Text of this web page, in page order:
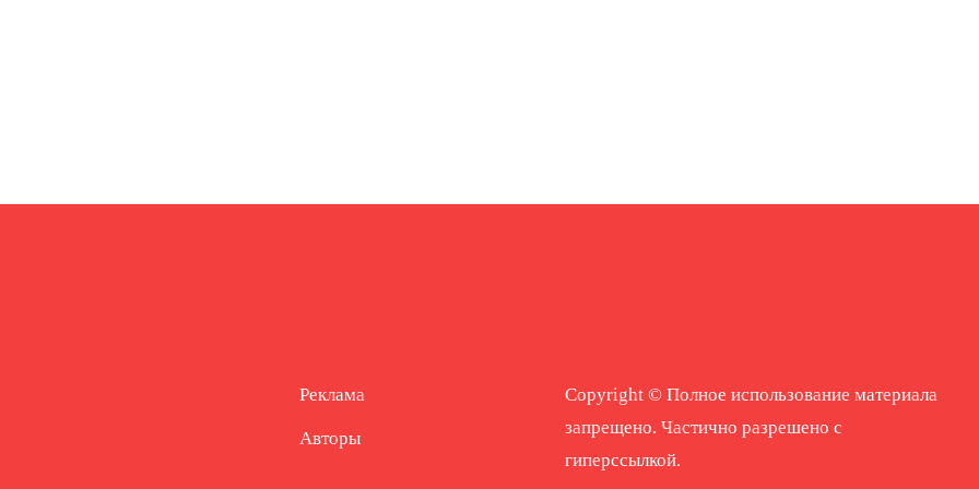
Реклама
Авторы
Copyright © Полное использование материала
запрещено. Частично разрешено с
гиперссылкой.